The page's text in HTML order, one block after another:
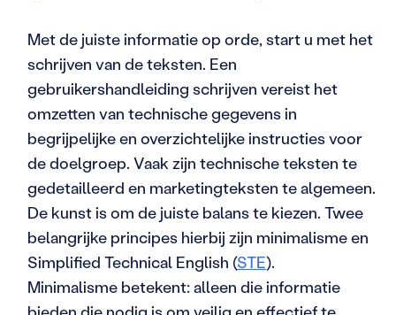
Met de juiste informatie op orde, start u met het
schrijven van de teksten. Een
gebruikershandleiding schrijven vereist het
omzetten van technische gegevens in
begrijpelijke en overzichtelijke instructies voor
de doelgroep. Vaak zijn technische teksten te
gedetailleerd en marketingteksten te algemeen.
De kunst is om de juiste balans te kiezen. Twee
belangrijke principes hierbij zijn minimalisme en
Simplified Technical English (STE).
Minimalisme betekent: alleen die informatie